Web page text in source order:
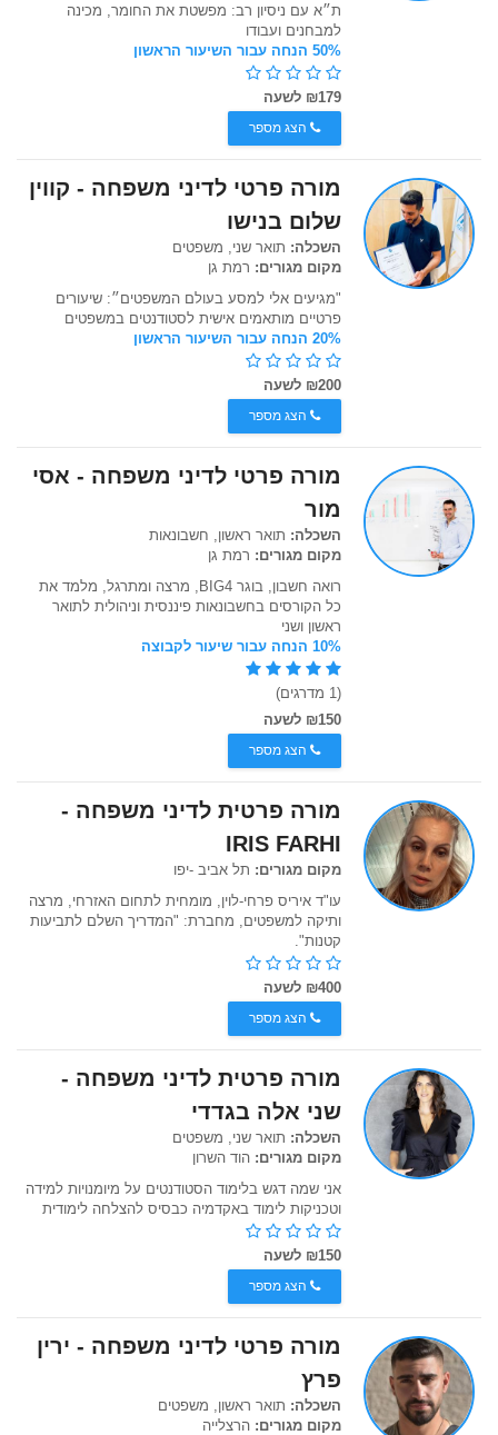
ת״א עם ניסיון רב: מפשטת את החומר, מכינה
למבחנים ועבודו
50% הנחה עבור השיעור הראשון
₪179 לשעה
הצג מספר
מורה פרטי לדיני משפחה - קווין
שלום בנישו
השכלה: תואר שני, משפטים
מקום מגורים: רמת גן
"מגיעים אלי למסע בעולם המשפטים״: שיעורים
פרטיים מותאמים אישית לסטודנטים במשפטים
20% הנחה עבור השיעור הראשון
₪200 לשעה
הצג מספר
מורה פרטי לדיני משפחה - אסי
מור
השכלה: תואר ראשון, חשבונאות
מקום מגורים: רמת גן
רואה חשבון, בוגר BIG4, מרצה ומתרגל, מלמד את
כל הקורסים בחשבונאות פיננסית וניהולית לתואר
ראשון ושני
10% הנחה עבור שיעור לקבוצה
(1 מדרגים)
₪150 לשעה
הצג מספר
מורה פרטית לדיני משפחה -
IRIS FARHI
מקום מגורים: תל אביב -יפו
עו"ד איריס פרחי-לוין, מומחית לתחום האזרחי, מרצה
ותיקה למשפטים, מחברת: "המדריך השלם לתביעות
קטנות".
₪400 לשעה
הצג מספר
מורה פרטית לדיני משפחה -
שני אלה בגדדי
השכלה: תואר שני, משפטים
מקום מגורים: הוד השרון
אני שמה דגש בלימוד הסטודנטים על מיומנויות למידה
וטכניקות לימוד באקדמיה כבסיס להצלחה לימודית
₪150 לשעה
הצג מספר
מורה פרטי לדיני משפחה - ירין
פרץ
השכלה: תואר ראשון, משפטים
מקום מגורים: הרצלייה